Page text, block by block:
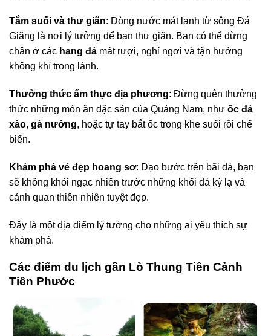
Tắm suối và thư giãn: Dòng nước mát lạnh từ sông Đá
Giăng là nơi lý tưởng để bạn thư giãn. Bạn có thể dừng
chân ở các hang đá mát rượi, nghỉ ngơi và tận hưởng
không khí trong lành.
Thưởng thức ẩm thực địa phương: Đừng quên thưởng
thức những món ăn đặc sản của Quảng Nam, như ốc đá
xào, gà nướng, hoặc tự tay bắt ốc trong khe suối rồi chế
biến.
Khám phá vẻ đẹp hoang sơ: Dạo bước trên bãi đá, bạn
sẽ không khỏi ngạc nhiên trước những khối đá kỳ lạ và
cảnh quan thiên nhiên tuyệt đẹp.
Đây là một địa điểm lý tưởng cho những ai yêu thích sự
khám phá.
Các điểm du lịch gần Lò Thung Tiên Cảnh
Tiên Phước